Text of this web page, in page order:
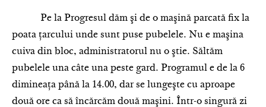
Pe la Progresul dăm şi de o maşină parcată fix la
poata ţarcului unde sunt puse pubelele. Nu e maşina
cuiva din bloc, administratorul nu o ştie. Săltăm
pubelele una câte una peste gard. Programul e de la 6
dimineaţa până la 14.00, dar se lungeşte cu aproape
două ore ca să încărcăm două maşini. Într-o singură zi